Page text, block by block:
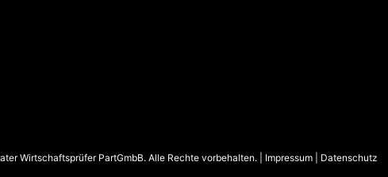
Wirtschaftsprüfer PartGmbB. Alle Rechte vorbehalten. | Impressum Datenschutz